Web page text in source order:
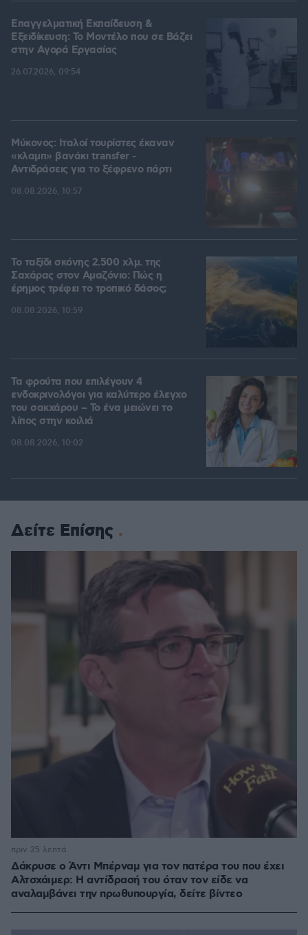
Επαγγελματική Εκπαίδευση &
Εξειδίκευση: Το Mοντέλο που σε Bάζει
στην Aγορά Eργασίας
26.07.2026, 09:54
Μύκονος: Ιταλοί τουρίστες έκαναν
«κλαμπ» βανάκι transfer -
Αντιδράσεις για το ξέφρενο πάρτι
08.08.2026, 10:57
Το ταξίδι σκόνης 2.500 χλμ. της
Σαχάρας στον Αμαζόνιο: Πώς η
έρημος τρέφει το τροπικό δάσος;
08.08.2026, 10:59
Τα φρούτα που επιλέγουν 4
ενδοκρινολόγοι για καλύτερο έλεγχο
του σακχάρου – Το ένα μειώνει το
λίπος στην κοιλιά
08.08.2026, 10:02
Δείτε Επίσης
Δάκρυσε ο Άντι Μπέρναμ για τον πατέρα του που έχει
Αλτσχάιμερ: Η αντίδρασή του όταν τον είδε να
αναλαμβάνει την πρωθυπουργία, δείτε βίντεο
πριν 25 λεπτά